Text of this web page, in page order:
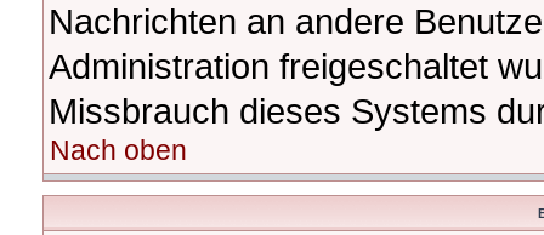
Nachrichten an andere
Administration freigeschaltet
Missbrauch dieses Systems
Nach oben